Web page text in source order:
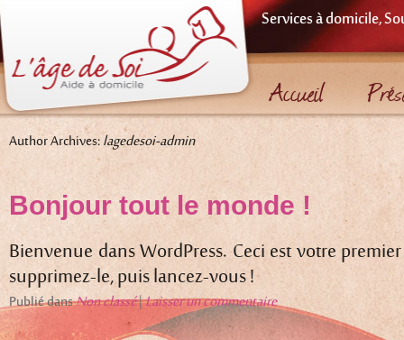
Services à domicile,
Accueil
Author Archives: lagedesoi-admin
Bonjour tout le monde !
Bienvenue dans WordPress. Ceci est votre
supprimez-le, puis lancez-vous !
Publié dansNon classé|Laisser un commentaire